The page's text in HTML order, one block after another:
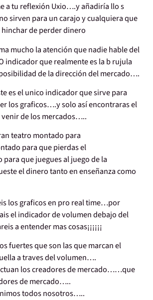
a tu reflexión Uxio….y añadiría llo s
sirven para un carajo y cualquiera que
de perder dinero
mucho la atención que nadie hable del
indicador que realmente es la b rujula
de la dirección del mercado….
es el unico indicador que sirve para
los graficos….y solo así encontraras el
venir de los mercados…..
teatro montado para
para que pierdas el
que juegues al juego de la
el dinero tanto en enseñanza como
los graficos en pro real time…por
el indicador de volumen debajo del
a entender mas cosas¡¡¡¡¡¡
fuertes que son las que marcan el
a traves del volumen….
los creadores de mercado……que
de mercado…..
todos nosotros…..